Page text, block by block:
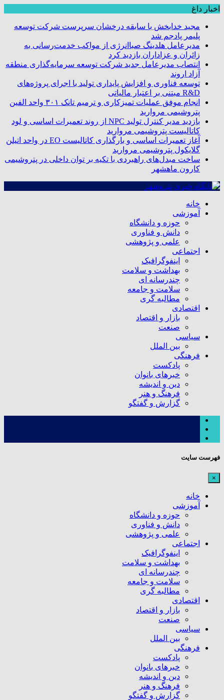
اخبار داغ
مجید خدابخش با سابقه درخشان سرپرست شرکت توسعه
پلیمر پادجم شد
مدیرعامل هلدینگ صباانرژی از مواکب خدمت‌رسانی به
زائران و عزاداران بازدید کرد
انتصاب مدیرعامل جدید شرکت توسعه سرمایه‌گذاری منطقه
آزاد اروند
توسعه فناوری و افزایش پایداری تولید با اجرای پروژه‌های
R&D مبتنی بر اعتبار مالیاتی
انجام موفق عملیات تمیزکاری و ترمیم تانک ۳۰۱ واحد الفین
پتروشیمی مروارید
بازدید مدیر کنترل تولید NPC از روند تعمیرات اساسی و لود
کاتالیست پتروشیمی مروارید
آغاز تعمیرات اساسی و بارگذاری کاتالیست EO در واحد اتیلن
گلایکول پتروشیمی مروارید
ساخت مبدل‌های راهبردی با تکیه بر توان داخلی در پتروشیمی
کارون ماهشهر
خانه
آموزشی
حوزه و دانشگاه
دانش و فناوری
علمی و پژوهشی
اجتماعی
اینفوگرافیک
بهداشت و سلامت
چندرسانه ای
سلامت و جامعه
مطالبه گری
اقتصادی
بازار و اقتصاد
صنعت
سیاسی
بین الملل
فرهنگی
پادکست
خبرهای بانوان
دین و اندیشه
فرهنگ و هنر
گزارش و گفتگو
فهرست سایت
×
خانه
آموزشی
حوزه و دانشگاه
دانش و فناوری
علمی و پژوهشی
اجتماعی
اینفوگرافیک
بهداشت و سلامت
چندرسانه ای
سلامت و جامعه
مطالبه گری
اقتصادی
بازار و اقتصاد
صنعت
سیاسی
بین الملل
فرهنگی
پادکست
خبرهای بانوان
دین و اندیشه
فرهنگ و هنر
گزارش و گفتگو